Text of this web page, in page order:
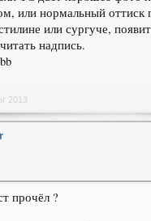
или нормальный оттиск
или сургуче,
надпись.
2013
прочёл ?